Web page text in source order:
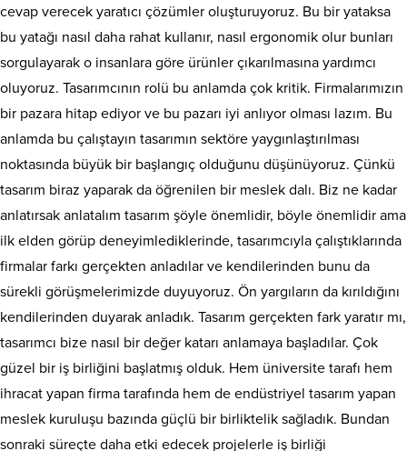
cevap verecek yaratıcı çözümler oluşturuyoruz. Bu bir yataksa
bu yatağı nasıl daha rahat kullanır, nasıl ergonomik olur bunları
sorgulayarak o insanlara göre ürünler çıkarılmasına yardımcı
oluyoruz. Tasarımcının rolü bu anlamda çok kritik. Firmalarımızın
bir pazara hitap ediyor ve bu pazarı iyi anlıyor olması lazım. Bu
anlamda bu çalıştayın tasarımın sektöre yaygınlaştırılması
noktasında büyük bir başlangıç olduğunu düşünüyoruz. Çünkü
tasarım biraz yaparak da öğrenilen bir meslek dalı. Biz ne kadar
anlatırsak anlatalım tasarım şöyle önemlidir, böyle önemlidir ama
ilk elden görüp deneyimlediklerinde, tasarımcıyla çalıştıklarında
firmalar farkı gerçekten anladılar ve kendilerinden bunu da
sürekli görüşmelerimizde duyuyoruz. Ön yargıların da kırıldığını
kendilerinden duyarak anladık. Tasarım gerçekten fark yaratır mı,
tasarımcı bize nasıl bir değer katarı anlamaya başladılar. Çok
güzel bir iş birliğini başlatmış olduk. Hem üniversite tarafı hem
ihracat yapan firma tarafında hem de endüstriyel tasarım yapan
meslek kuruluşu bazında güçlü bir birliktelik sağladık. Bundan
sonraki süreçte daha etki edecek projelerle iş birliği